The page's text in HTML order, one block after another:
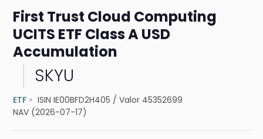
First Trust Cloud Computing
UCITS ETF Class A USD
Accumulation
SKYU
ETF ISIN IE00BFD2H405 /Valor 45352699
NAV (2026-07-17)